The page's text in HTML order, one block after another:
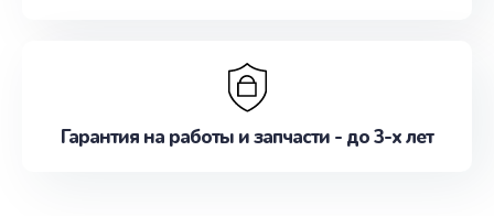
Гарантия на работы и запчасти - до 3-х лет